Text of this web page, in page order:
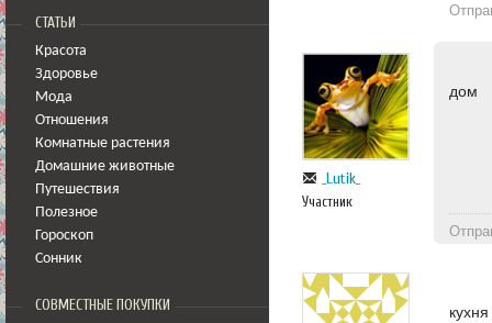
СТАТЬИ
Красота
Здоровье
Мода
Отношения
Комнатные растения
Домашние животные
Путешествия
Полезное
Гороскоп
Сонник
СОВМЕСТНЫЕ ПОКУПКИ
_Lutik_
Участник
дом
кухня